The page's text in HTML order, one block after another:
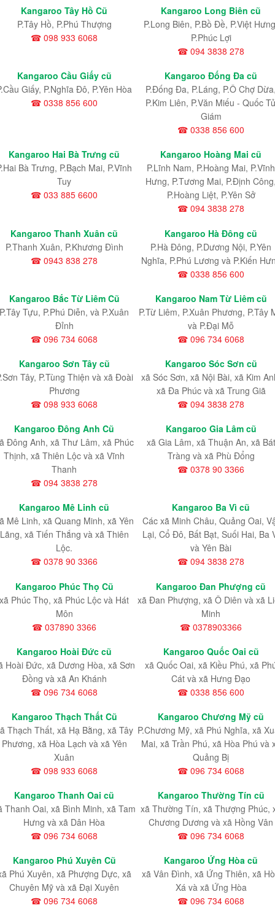
Kangaroo Tây Hồ Cũ
P.Tây Hồ, P.Phú Thượng
☎ 098 933 6068
Kangaroo Long Biên cũ
P.Long Biên, P.Bồ Đề, P.Việt
P.Phúc Lợi
☎ 094 3838 278
Kangaroo Cầu Giấy cũ
Giấy, P.Nghĩa Đô, P.Yên Hòa
☎ 0338 856 600
Kangaroo Đống Đa cũ
P.Đống Đa, P.Láng, P.Ô Chợ
P.Kim Liên, P.Văn Miếu - Quốc
Giám
☎ 0338 856 600
Kangaroo Hai Bà Trưng cũ
Bà Trưng, P.Bạch Mai, P.Vĩnh
Tuy
☎ 033 885 6600
Kangaroo Hoàng Mai cũ
P.Lĩnh Nam, P.Hoàng Mai, P.Vĩnh
Hưng, P.Tương Mai, P.Định
P.Hoàng Liệt, P.Yên Sở
☎ 094 3838 278
Kangaroo Thanh Xuân cũ
P.Thanh Xuân, P.Khương Đình
☎ 0943 838 278
Kangaroo Hà Đông cũ
P.Hà Đông, P.Dương Nội, P.Yên
Nghĩa, P.Phú Lương và P.Kiến
☎ 0338 856 600
Kangaroo Bắc Từ Liêm Cũ
P.Tây Tựu, P.Phú Diễn, và P.Xuân
Đỉnh
☎ 096 734 6068
Kangaroo Nam Từ Liêm cũ
P.Từ Liêm, P.Xuân Phương, P.Tây
và P.Đại Mỗ
☎ 096 734 6068
Kangaroo Sơn Tây cũ
Tây, P.Tùng Thiện và xã Đoài
Phương
☎ 098 933 6068
Kangaroo Sóc Sơn cũ
xã Sóc Sơn, xã Nội Bài, xã Kim
xã Đa Phúc và xã Trung Giã
☎ 094 3838 278
Kangaroo Đông Anh Cũ
Đông Anh, xã Thư Lâm, xã Phúc
Thịnh, xã Thiên Lộc và xã Vĩnh
Thanh
☎ 094 3838 278
Kangaroo Gia Lâm cũ
xã Gia Lâm, xã Thuận An, xã Bát
Tràng và xã Phù Đổng
☎ 0378 90 3366
Kangaroo Mê Linh cũ
Mê Linh, xã Quang Minh, xã Yên
Lãng, xã Tiến Thắng và xã Thiên
Lộc.
☎ 0378 90 3366
Kangaroo Ba Vì cũ
Các xã Minh Châu, Quảng Oai,
Lại, Cổ Đô, Bất Bạt, Suối Hai, Ba
và Yên Bài
☎ 094 3838 278
Kangaroo Phúc Thọ Cũ
xã Phúc Thọ, xã Phúc Lộc và Hát
Môn
☎ 037890 3366
Kangaroo Đan Phượng cũ
xã Đan Phượng, xã Ô Diên và xã
Minh
☎ 0378903366
Kangaroo Hoài Đức cũ
Hoài Đức, xã Dương Hòa, xã Sơn
Đồng và xã An Khánh
☎ 096 734 6068
Kangaroo Quốc Oai cũ
xã Quốc Oai, xã Kiều Phú, xã
Cát và xã Hưng Đạo
☎ 0338 856 600
Kangaroo Thạch Thất Cũ
Thạch Thất, xã Hạ Bằng, xã Tây
Phương, xã Hòa Lạch và xã Yên
Xuân
☎ 098 933 6068
Kangaroo Chương Mỹ cũ
P.Chương Mỹ, xã Phú Nghĩa, xã
Mai, xã Trần Phú, xã Hòa Phú và
Quảng Bị
☎ 096 734 6068
Kangaroo Thanh Oai cũ
Thanh Oai, xã Bình Minh, xã Tam
Hưng và xã Dân Hòa
☎ 096 734 6068
Kangaroo Thường Tín cũ
xã Thường Tín, xã Thượng Phúc,
Chương Dương và xã Hồng Vân
☎ 096 734 6068
Kangaroo Phú Xuyên Cũ
Phú Xuyên, xã Phượng Dực, xã
Chuyên Mỹ và xã Đại Xuyên
☎ 096 734 6068
Kangaroo Ứng Hòa cũ
xã Vân Đình, xã Ứng Thiên, xã
Xá và xã Ứng Hòa
☎ 096 734 6068